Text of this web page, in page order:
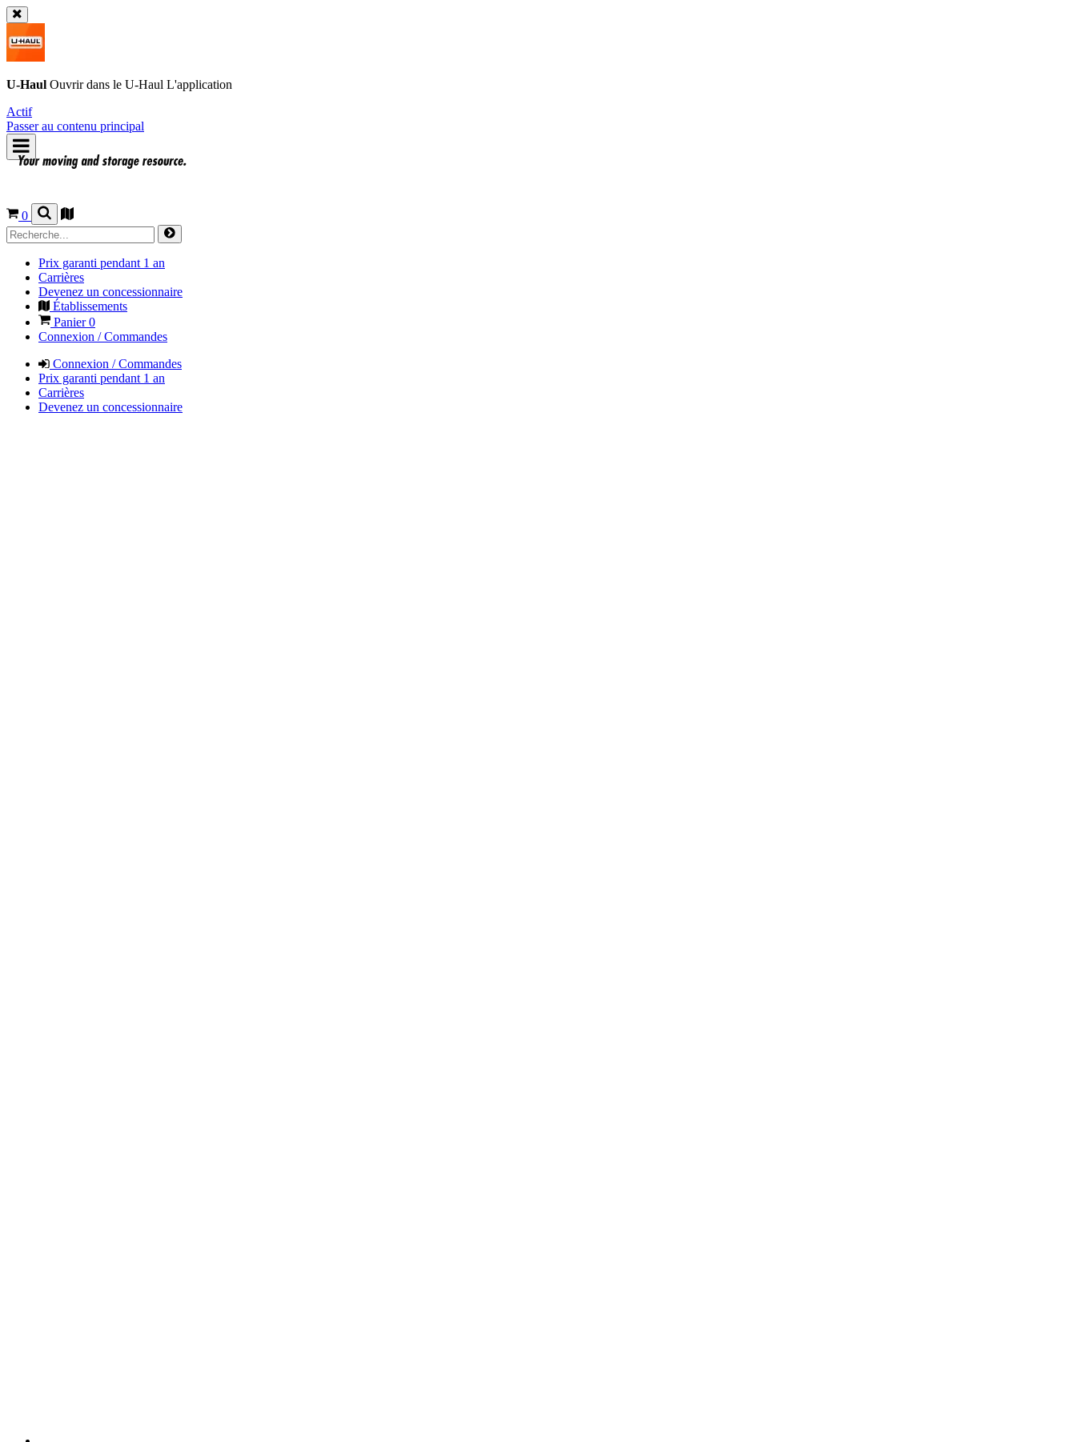
U-Haul Ouvrir dans le U-Haul L'application
Actif
Passer au contenu principal
0
Prix garanti pendant 1 an
Carrières
Devenez un concessionnaire
Établissements
Panier0
Connexion / Commandes
Connexion / Commandes
Prix garanti pendant 1 an
Carrières
Devenez un concessionnaire